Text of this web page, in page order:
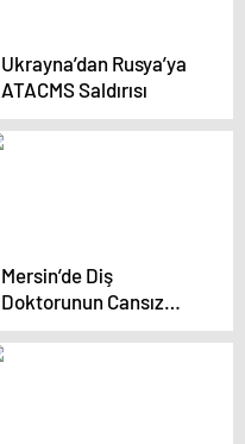
Ukrayna’dan Rusya’ya
ATACMS Saldırısı
Mersin’de Diş
Doktorunun Cansız
Bedeni Araçta Bulundu